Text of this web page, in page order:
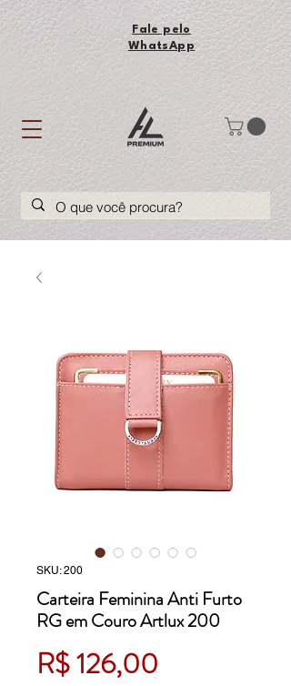
Fale pelo
WhatsApp
SKU: 200
Carteira Feminina Anti Furto
RG em Couro Artlux 200
R$ 126,00